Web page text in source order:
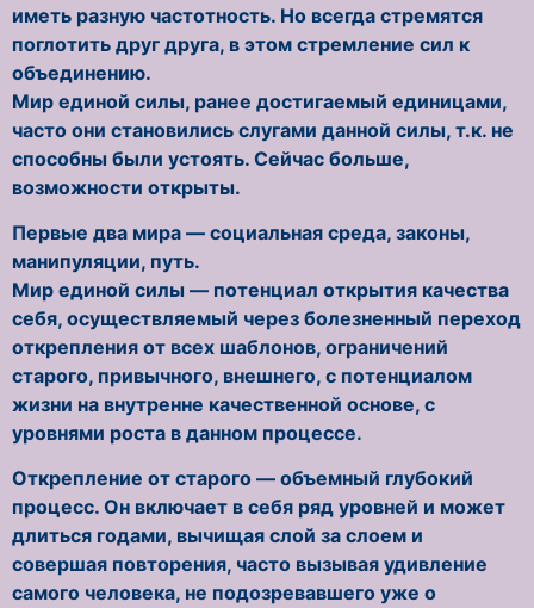
иметь разную частотность. Но всегда стремятся
поглотить друг друга, в этом стремление сил к
объединению.
Мир единой силы, ранее достигаемый единицами,
часто они становились слугами данной силы, т.к. не
способны были устоять. Сейчас больше,
возможности открыты.
Первые два мира — социальная среда, законы,
манипуляции, путь.
Мир единой силы — потенциал открытия качества
себя, осуществляемый через болезненный переход
открепления от всех шаблонов, ограничений
старого, привычного, внешнего, с потенциалом
жизни на внутренне качественной основе, с
уровнями роста в данном процессе.
Открепление от старого — объемный глубокий
процесс. Он включает в себя ряд уровней и может
длиться годами, вычищая слой за слоем и
совершая повторения, часто вызывая удивление
самого человека, не подозревавшего уже о